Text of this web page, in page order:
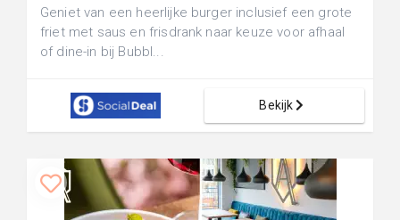
Geniet van een heerlijke burger inclusief een grote
friet met saus en frisdrank naar keuze voor afhaal
of dine-in bij Bubbl...
Bekijk